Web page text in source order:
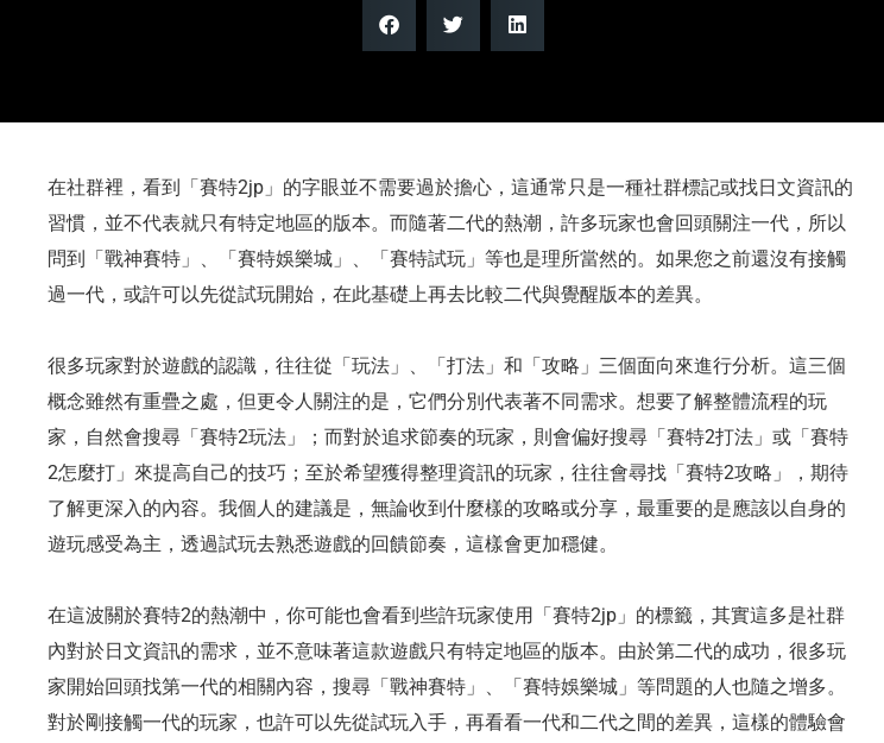
在社群裡，看到「賽特2jp」的字眼並不需要過於擔心，這通常只是一種社群標記或找日文資訊的
習慣，並不代表就只有特定地區的版本。而隨著二代的熱潮，許多玩家也會回頭關注一代，所以
問到「戰神賽特」、「賽特娛樂城」、「賽特試玩」等也是理所當然的。如果您之前還沒有接觸
過一代，或許可以先從試玩開始，在此基礎上再去比較二代與覺醒版本的差異。
很多玩家對於遊戲的認識，往往從「玩法」、「打法」和「攻略」三個面向來進行分析。這三個
概念雖然有重疊之處，但更令人關注的是，它們分別代表著不同需求。想要了解整體流程的玩
家，自然會搜尋「賽特2玩法」；而對於追求節奏的玩家，則會偏好搜尋「賽特2打法」或「賽特
2怎麼打」來提高自己的技巧；至於希望獲得整理資訊的玩家，往往會尋找「賽特2攻略」，期待
了解更深入的內容。我個人的建議是，無論收到什麼樣的攻略或分享，最重要的是應該以自身的
遊玩感受為主，透過試玩去熟悉遊戲的回饋節奏，這樣會更加穩健。
在這波關於賽特2的熱潮中，你可能也會看到些許玩家使用「賽特2jp」的標籤，其實這多是社群
內對於日文資訊的需求，並不意味著這款遊戲只有特定地區的版本。由於第二代的成功，很多玩
家開始回頭找第一代的相關內容，搜尋「戰神賽特」、「賽特娛樂城」等問題的人也隨之增多。
對於剛接觸一代的玩家，也許可以先從試玩入手，再看看一代和二代之間的差異，這樣的體驗會